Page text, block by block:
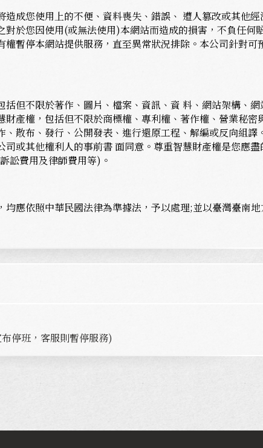
成您使用上的不便、資料喪失、錯誤、 遭人篡改或其他經
於您因使用(或無法使用)本網站而造成的損害，不負任何
暫停本網站提供服務，直至異常狀況排除。本公司針對可
但不限於著作、圖片、檔案、資訊、資 料、網站架構、
產權，包括但不限於商標權、專利權、著作權、營業秘密
散布、發行、公開發表、進行還原工程、解編或反向組譯
或其他權利人的事前書 面同意。尊重智慧財產權是您應
訟費用及律師費用等)。
應依照中華民國法律為準據法，予以處理;並以臺灣臺南
停班，客服則暫停服務)